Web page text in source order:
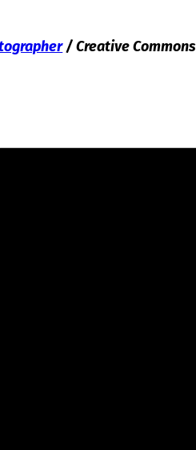
/ Creative Commons